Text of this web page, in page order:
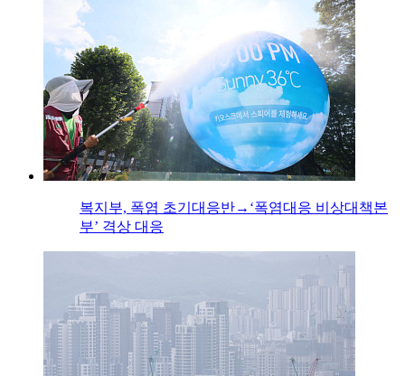
복지부, 폭염 초기대응반→‘폭염대응 비상대책본
부’ 격상 대응